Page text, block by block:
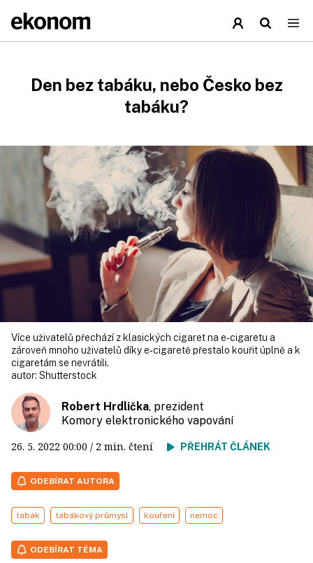
Den bez tabáku, nebo Česko bez
tabáku?
Více uživatelů přechází z klasických cigaret na e‑cigaretu a
zároveň mnoho uživatelů díky e‑cigaretě přestalo kouřit úplně a k
cigaretám se nevrátili.
autor: Shutterstock
Robert Hrdlička, prezident
Komory elektronického vapování
26. 5. 2022 00:00 / 2 min. čtení PŘEHRÁT ČLÁNEK
ODEBÍRAT AUTORA
tabák tabákový průmysl kouření nemoc
ODEBÍRAT TÉMA